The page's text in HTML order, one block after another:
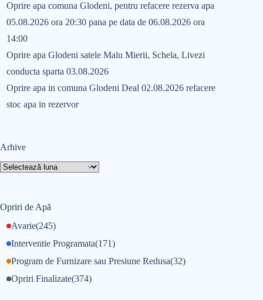
Oprire apa comuna Glodeni, pentru refacere rezerva apa
05.08.2026 ora 20:30 pana pe data de 06.08.2026 ora
14:00
Oprire apa Glodeni satele Malu Mierii, Schela, Livezi
conducta sparta 03.08.2026
Oprire apa in comuna Glodeni Deal 02.08.2026 refacere
stoc apa in rezervor
Arhive
Opriri de Apă
Avarie(245)
Interventie Programata(171)
Opriri Finalizate(374)
Program de Furnizare sau Presiune Redusa(32)